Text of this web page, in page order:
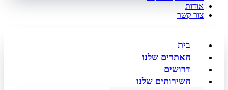
אודות
צור קשר
בית
האתרים שלנו
דרושים
השירותים שלנו